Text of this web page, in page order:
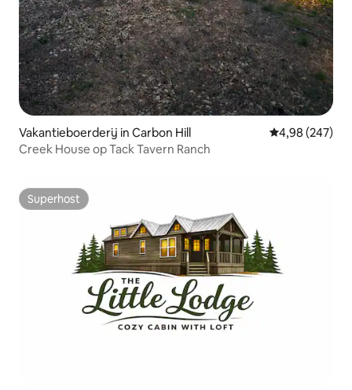
Vakantieboerderij in Carbon Hill Gemiddelde
4,98 (247)
Creek House op Tack Tavern Ranch
Superhost
Superhost